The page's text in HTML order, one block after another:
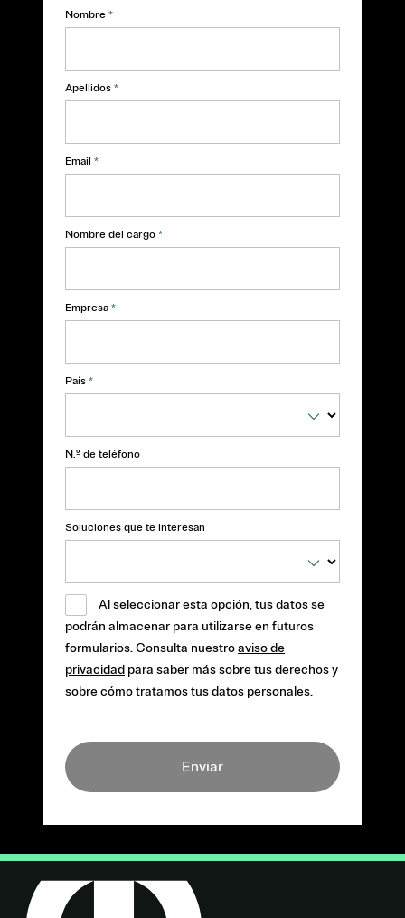
Nombre *
Apellidos *
Email *
Nombre del cargo *
Empresa *
País *
N.º de teléfono
Soluciones que te interesan
Al seleccionar esta opción, tus datos se
podrán almacenar para utilizarse en futuros
formularios. Consulta nuestroaviso de
privacidad para saber más sobre tus derechos y
sobre cómo tratamos tus datos personales.
Enviar